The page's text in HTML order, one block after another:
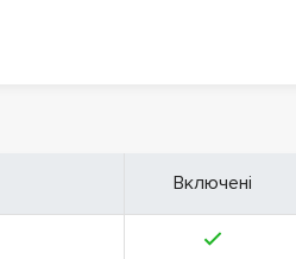
Включені